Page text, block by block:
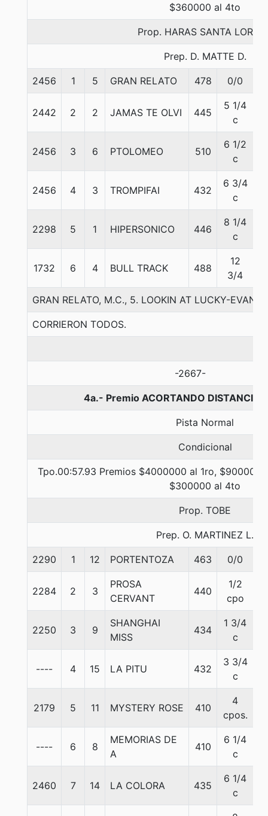
$360000 al 4to
Prop. HARAS SANTA
Prep. D. MATTE D.
2456 1 5 GRAN RELATO 478 0/0
2442 2 2 JAMAS TE OLVI 445
5 1/4
c
2456 3 6 PTOLOMEO 510
6 1/2
c
2456 4 3 TROMPIFAI 432
6 3/4
c
2298 5 1 HIPERSONICO 446
8 1/4
c
1732 6 4 BULL TRACK 488
12
3/4
GRAN RELATO, M.C., 5. LOOKIN AT LUCKY-
CORRIERON TODOS.
-2667-
4a.- Premio ACORTANDO
Pista Normal
Condicional
Tpo.00:57.93 Premios $4000000 al 1ro, $900000
$300000 al 4to
Prop. TOBE
Prep. O. MARTINEZ L.
2290 1 12 PORTENTOZA 463 0/0
2284 2 3
PROSA
CERVANT
440
1/2
cpo
2250 3 9
SHANGHAI
MISS
434
1 3/4
c
---- 4 15 LA PITU 432
3 3/4
c
2179 5 11 MYSTERY ROSE 410
4
cpos.
---- 6 8
MEMORIAS DE
A
410
6 1/4
c
2460 7 14 LA COLORA 435
6 1/4
c